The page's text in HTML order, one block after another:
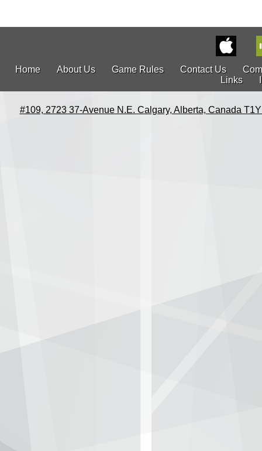
Home About Us Game Rules Contact Us
Links
#109, 2723 37-Avenue N.E. Calgary, Alberta, Canada